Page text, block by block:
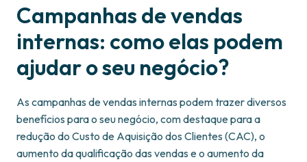
Campanhas de vendas
internas: como elas podem
ajudar o seu negócio?
As campanhas de vendas internas podem trazer diversos
benefícios para o seu negócio, com destaque para a
redução do Custo de Aquisição dos Clientes (CAC), o
aumento da qualificação das vendas e o aumento da